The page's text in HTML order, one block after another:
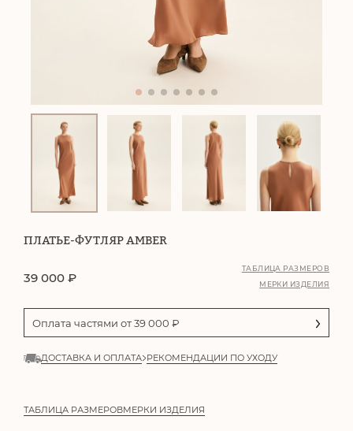
ПЛАТЬЕ-ФУТЛЯР AMBER
39 000 ₽
ТАБЛИЦА РАЗМЕРОВ
МЕРКИ ИЗДЕЛИЯ
Оплата частями от39 000 ₽
ДОСТАВКА И ОПЛАТА РЕКОМЕНДАЦИИ ПО УХОДУ
ТАБЛИЦА РАЗМЕРОВМЕРКИ ИЗДЕЛИЯ